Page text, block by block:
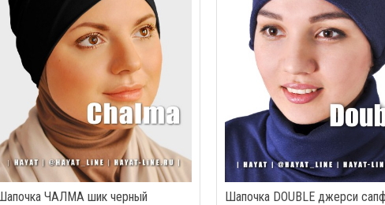
ЧАЛМА шик черный Шапочка DOUBLE джерси